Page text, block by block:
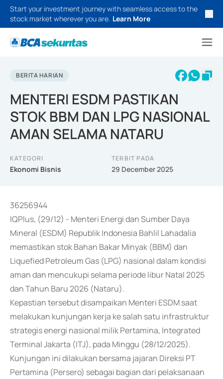
Start your investment journey with seamless access to the
stock market wherever you are. Learn More
BERITA HARIAN
MENTERI ESDM PASTIKAN
STOK BBM DAN LPG NASIONAL
AMAN SELAMA NATARU
KATEGORI
Ekonomi Bisnis
TERBIT PADA
29 December 2025
36256944
IQPlus, (29/12) - Menteri Energi dan Sumber Daya
Mineral (ESDM) Republik Indonesia Bahlil Lahadalia
memastikan stok Bahan Bakar Minyak (BBM) dan
Liquefied Petroleum Gas (LPG) nasional dalam kondisi
aman dan mencukupi selama periode libur Natal 2025
dan Tahun Baru 2026 (Nataru).
Kepastian tersebut disampaikan Menteri ESDM saat
melakukan kunjungan kerja ke salah satu infrastruktur
strategis energi nasional milik Pertamina, Integrated
Terminal Jakarta (ITJ), pada Minggu (28/12/2025).
Kunjungan ini dilakukan bersama jajaran Direksi PT
Pertamina (Persero) sebagai bagian dari pelaksanaan